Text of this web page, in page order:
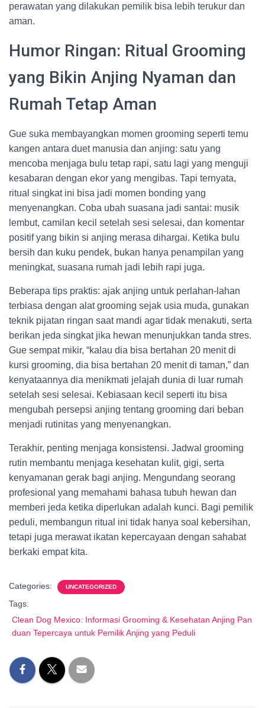
perawatan yang dilakukan pemilik bisa lebih terukur dan
aman.
Humor Ringan: Ritual Grooming
yang Bikin Anjing Nyaman dan
Rumah Tetap Aman
Gue suka membayangkan momen grooming seperti temu
kangen antara duet manusia dan anjing: satu yang
mencoba menjaga bulu tetap rapi, satu lagi yang menguji
kesabaran dengan ekor yang mengibas. Tapi ternyata,
ritual singkat ini bisa jadi momen bonding yang
menyenangkan. Coba ubah suasana jadi santai: musik
lembut, camilan kecil setelah sesi selesai, dan komentar
positif yang bikin si anjing merasa dihargai. Ketika bulu
bersih dan kuku pendek, bukan hanya penampilan yang
meningkat, suasana rumah jadi lebih rapi juga.
Beberapa tips praktis: ajak anjing untuk perlahan-lahan
terbiasa dengan alat grooming sejak usia muda, gunakan
teknik pijatan ringan saat mandi agar tidak menakuti, serta
berikan jeda singkat jika hewan menunjukkan tanda stres.
Gue sempat mikir, “kalau dia bisa bertahan 20 menit di
kursi grooming, dia bisa bertahan 20 menit di taman,” dan
kenyataannya dia menikmati jelajah dunia di luar rumah
setelah sesi selesai. Kebiasaan kecil seperti itu bisa
mengubah persepsi anjing tentang grooming dari beban
menjadi rutinitas yang menyenangkan.
Terakhir, penting menjaga konsistensi. Jadwal grooming
rutin membantu menjaga kesehatan kulit, gigi, serta
kenyamanan gerak bagi anjing. Mengundang seorang
profesional yang memahami bahasa tubuh hewan dan
memberi jeda ketika diperlukan adalah kunci. Bagi pemilik
peduli, membangun ritual ini tidak hanya soal kebersihan,
tetapi juga merawat ikatan kepercayaan dengan sahabat
berkaki empat kita.
Categories: UNCATEGORIZED
Tags:
Clean Dog Mexico: Informasi Grooming & Kesehatan Anjing Pan
duan Tepercaya untuk Pemilik Anjing yang Peduli